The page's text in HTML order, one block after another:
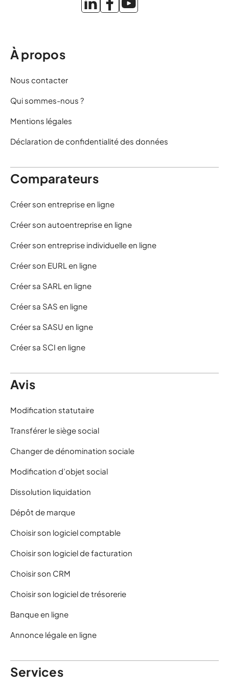
À propos
Nous contacter
Qui sommes-nous ?
Mentions légales
Déclaration de confidentialité des données
Comparateurs
Créer son entreprise en ligne
Créer son autoentreprise en ligne
Créer son entreprise individuelle en ligne
Créer son EURL en ligne
Créer sa SARL en ligne
Créer sa SAS en ligne
Créer sa SASU en ligne
Créer sa SCI en ligne
Avis
Modification statutaire
Transférer le siège social
Changer de dénomination sociale
Modification d’objet social
Dissolution liquidation
Dépôt de marque
Choisir son logiciel comptable
Choisir son logiciel de facturation
Choisir son CRM
Choisir son logiciel de trésorerie
Banque en ligne
Annonce légale en ligne
Services